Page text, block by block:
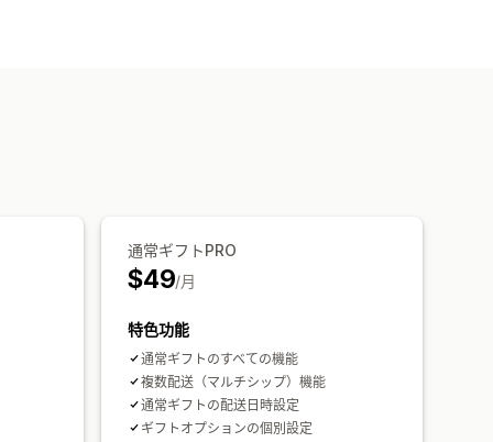
通常ギフトPRO
$49/月
特色功能
通常ギフトのすべての機能
複数配送（マルチシップ）機能
通常ギフトの配送日時設定
ギフトオプションの個別設定